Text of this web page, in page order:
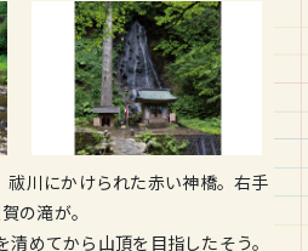
川にかけられた赤い神橋。右手
の滝が。
めてから山頂を目指したそう。